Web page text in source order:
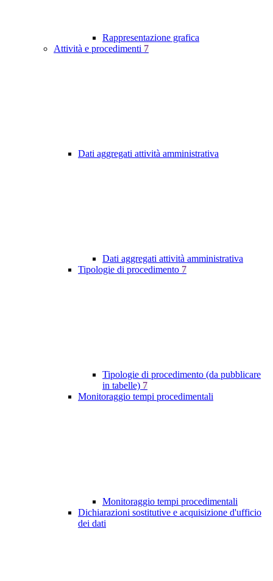
Rappresentazione grafica
Attività e procedimenti 7
Dati aggregati attività amministrativa
Dati aggregati attività amministrativa
Tipologie di procedimento 7
Tipologie di procedimento (da pubblicare
in tabelle) 7
Monitoraggio tempi procedimentali
Monitoraggio tempi procedimentali
Dichiarazioni sostitutive e acquisizione d'ufficio
dei dati